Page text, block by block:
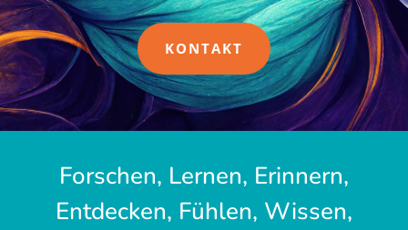
KONTAKT
Forschen, Lernen, Erinnern,
Entdecken, Fühlen, Wissen,